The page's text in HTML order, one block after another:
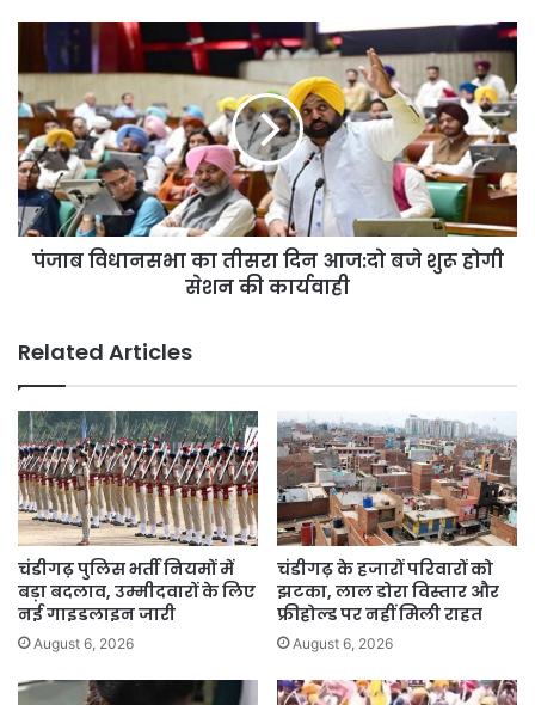
Bhagwant
Mann,
Youth
को
मिलेगा
रोजगार
पंजाब
विधानसभा
का
तीसरा
दिन
आज:दो
बजे
शुरू
होगी
सेशन
पंजाब विधानसभा का तीसरा दिन आज:दो बजे शुरू होगी
सेशन की कार्यवाही
Related Articles
चंडीगढ़ पुलिस भर्ती नियमों में
बड़ा बदलाव, उम्मीदवारों के लिए
नई गाइडलाइन जारी
August 6, 2026
चंडीगढ़ के हजारों परिवारों को
झटका, लाल डोरा विस्तार और
फ्रीहोल्ड पर नहीं मिली राहत
August 6, 2026